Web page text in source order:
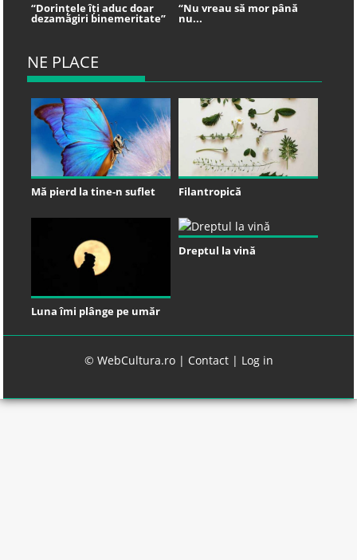
“Dorințele îți aduc doar
dezamăgiri binemeritate”
“Nu vreau să mor până
nu...
NE PLACE
Mă pierd la tine-n suflet Filantropică
Luna îmi plânge pe umăr
Dreptul la vină
© WebCultura.ro | Contact| Log in